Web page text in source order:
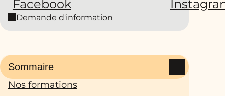
Facebook
Demande d'information
Sommaire
Nos formations